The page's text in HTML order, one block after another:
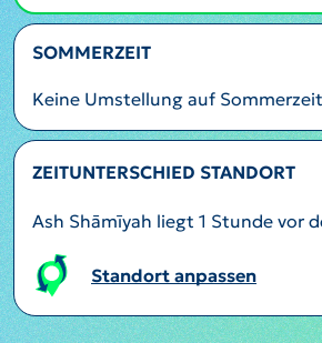
SOMMERZEIT
Keine Umstellung auf
ZEITUNTERSCHIED STANDORT
Ash Shāmīyah liegt 1 Stunde vor
Standort anpassen